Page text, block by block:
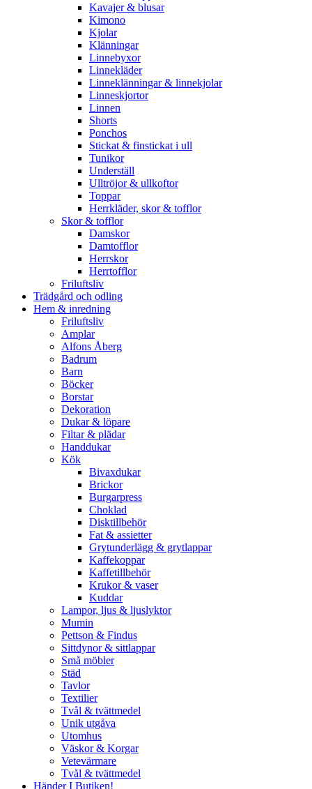
Kavajer & blusar
Kimono
Kjolar
Klänningar
Linnebyxor
Linnekläder
Linneklänningar & linnekjolar
Linneskjortor
Linnen
Shorts
Ponchos
Stickat & finstickat i ull
Tunikor
Underställ
Ulltröjor & ullkoftor
Toppar
Herrkläder, skor & tofflor
Skor & tofflor
Damskor
Damtofflor
Herrskor
Herrtofflor
Friluftsliv
Trädgård och odling
Hem & inredning
Friluftsliv
Amplar
Alfons Åberg
Badrum
Barn
Böcker
Borstar
Dekoration
Dukar & löpare
Filtar & plädar
Handdukar
Kök
Bivaxdukar
Brickor
Burgarpress
Choklad
Disktillbehör
Fat & assietter
Grytunderlägg & grytlappar
Kaffekoppar
Kaffetillbehör
Krukor & vaser
Kuddar
Lampor, ljus & ljuslyktor
Mumin
Pettson & Findus
Sittdynor & sittlappar
Små möbler
Städ
Tavlor
Textilier
Tvål & tvättmedel
Unik utgåva
Utomhus
Väskor & Korgar
Vetevärmare
Tvål & tvättmedel
Händer I Butiken!